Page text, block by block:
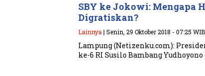
SBY ke Jokowi: Mengapa
Digratiskan?
Lainnya | Senin, 29 Oktober 2018 - 07:25 WIB
Lampung (Netizenku.com):
ke-6 RI Susilo Bambang